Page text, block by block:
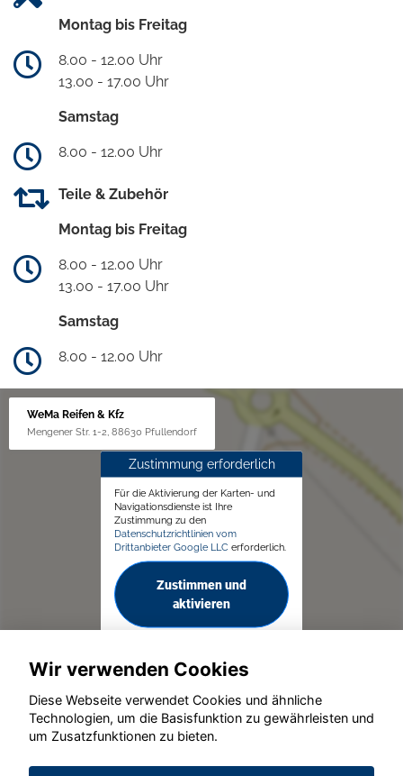
Montag bis Freitag
8.00 - 12.00 Uhr
13.00 - 17.00 Uhr
Samstag
8.00 - 12.00 Uhr
Teile & Zubehör
Montag bis Freitag
8.00 - 12.00 Uhr
13.00 - 17.00 Uhr
Samstag
8.00 - 12.00 Uhr
WeMa Reifen & Kfz
Mengener Str. 1-2, 88630 Pfullendorf
Zustimmung erforderlich
Für die Aktivierung der Karten- und
Navigationsdienste ist Ihre
Zustimmung zu den
Datenschutzrichtlinien vom
Drittanbieter Google LLC erforderlich.
Zustimmen und
aktivieren
© konjunkturmotor.de GmbH 2020 - 2026
Wir verwenden Cookies
Diese Webseite verwendet Cookies und ähnliche
Technologien, um die Basisfunktion zu gewährleisten und
um Zusatzfunktionen zu bieten.